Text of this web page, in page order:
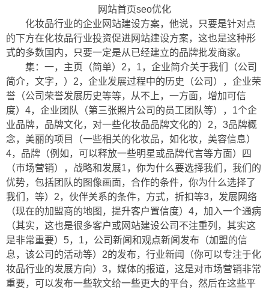
网站首页seo优化
化妆品行业的企业网站建设方案，他说，只要是针对点
的下方在化妆品行业投资促进网站建设方案，这也是这种形
式的多数国内，只要一定是从已经建立的品牌批发商家。
集：一，主页（简单）2，1，企业简介关于我们（公司
简介，文字，）2，企业发展过程中的历史（公司），企业荣
誉（公司荣誉发展历史等等，从不上，一方面，增加可信
度）4，企业团队（第三张照片公司的员工团队等），1个企
业品牌，品牌文化，对一些化妆品品牌文化的）2，3品牌概
念，美丽的项目（一些相关的化妆品，如化妆，美容信息）
4，品牌（例如，可以释放一些明星或品牌代言等方面）四
（市场营销），战略和发展1，你为什么要选择我们，我们的
优势，包括团队的图像画面，合作的条件，你为什么选择了
我们，等）2，伙伴关系的条件，方式，折扣等3，发展网络
（现在的加盟商的地图，提升客户置信度）4，加入一个通病
（其实，这也是很多客户或网站建设公司不注重列，其实这
是非常重要）5，1，公司新闻和观点新闻发布（加盟的信
息，该公司的活动等）2的发布，行业新闻（你可以专注于化
妆品行业的发展方向）3，媒体的报道，这是对市场营销非常
重要，可以发布一些软文给一些更大的平台，然后在这些平